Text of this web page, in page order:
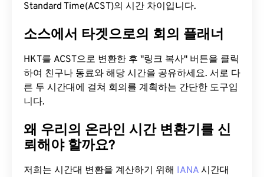
Standard Time(ACST)의 시간 차이입니다.
소스에서 타겟으로의 회의 플래너
HKT를 ACST으로 변환한 후 "링크 복사" 버튼을 클릭
하여 친구나 동료와 해당 시간을 공유하세요. 서로 다
른 두 시간대에 걸쳐 회의를 계획하는 간단한 도구입
니다.
왜 우리의 온라인 시간 변환기를 신
뢰해야 할까요?
저희는 시간대 변환을 계산하기 위해 IANA 시간대